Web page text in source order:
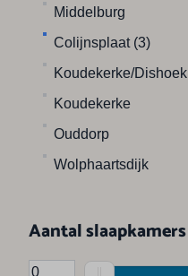
Middelburg
Colijnsplaat (3)
Koudekerke/Dishoek
Koudekerke
Ouddorp
Wolphaartsdijk
Aantal slaapkamers